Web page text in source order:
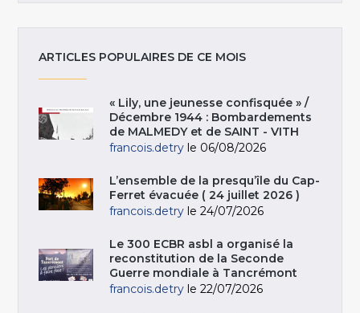
ARTICLES POPULAIRES DE CE MOIS
« Lily, une jeunesse confisquée » /
Décembre 1944 : Bombardements
de MALMEDY et de SAINT - VITH
francois.detry le 06/08/2026
L’ensemble de la presqu’île du Cap-
Ferret évacuée ( 24 juillet 2026 )
francois.detry le 24/07/2026
Le 300 ECBR asbl a organisé la
reconstitution de la Seconde
Guerre mondiale à Tancrémont
francois.detry le 22/07/2026